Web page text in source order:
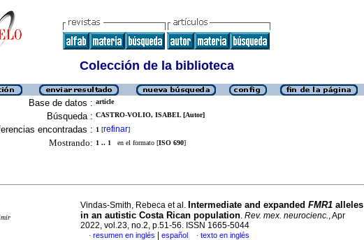
Colección de la biblioteca
Base de datos : article
Búsqueda : CASTRO-VOLIO, ISABEL [Autor]
encontradas : 1 [refinar]
Mostrando: 1 .. 1 en el formato [ISO 690]
Vindas-Smith, Rebeca et al. Intermediate and expanded FMR1 alleles
in an autistic Costa Rican population. Rev. mex. neurocienc., Apr
2022, vol.23, no.2, p.51-56. ISSN 1665-5044
· resumen en inglés español · texto en inglés